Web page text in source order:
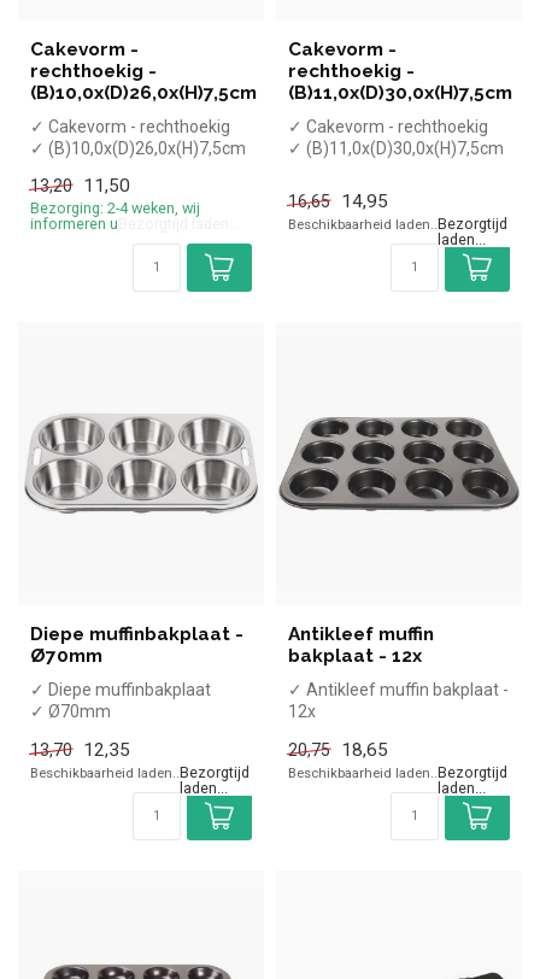
Cakevorm -
rechthoekig -
(B)10,0x(D)26,0x(H)7,5cm
✓ Cakevorm - rechthoekig
✓ (B)10,0x(D)26,0x(H)7,5cm
13,20
11,50
Bezorging: 2-4 weken, wij
informeren u
Cakevorm -
rechthoekig -
(B)11,0x(D)30,0x(H)7,5cm
✓ Cakevorm - rechthoekig
✓ (B)11,0x(D)30,0x(H)7,5cm
Bezorging: 2-4 weken, wij
informeren u
Diepe muffinbakplaat -
Ø70mm
✓ Diepe muffinbakplaat
✓ Ø70mm
13,70
12,35
Beschikbaarheid laden..
Antikleef muffin
bakplaat - 12x
✓ Antikleef muffin bakplaat -
12x
20,75
18,65
Beschikbaarheid laden..